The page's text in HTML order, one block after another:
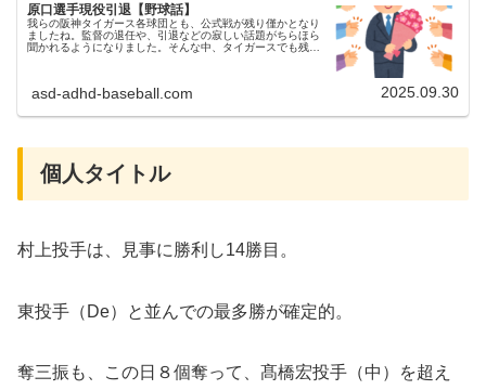
原口選手現役引退【野球話】
我らの阪神タイガース各球団とも、公式戦が残り僅かとなり
ましたね。監督の退任や、引退などの寂しい話題がちらほら
聞かれるようになりました。そんな中、タイガースでも残念
asd-adhd-baseball.com 2025.09.30
個人タイトル
村上投手は、見事に勝利し14勝目。
東投手（De）と並んでの最多勝が確定的。
奪三振も、この日８個奪って、髙橋宏投手（中）を超え